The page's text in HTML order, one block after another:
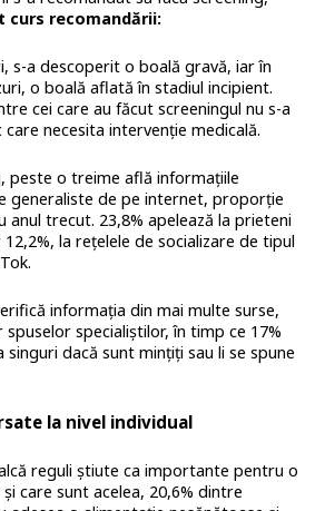
curs recomandării:
s-a descoperit o boală gravă, iar în
o boală aflată în stadiul incipient.
cei care au făcut screeningul nu s-a
necesita intervenție medicală.
peste o treime află informațiile
generaliste de pe internet, proporție
anul trecut. 23,8% apelează la prieteni
la rețelele de socializare de tipul
informația din mai multe surse,
specialiștilor, în timp ce 17%
dacă sunt mințiți sau li se spune
la nivel individual
reguli știute ca importante pentru o
care sunt acelea, 20,6% dintre